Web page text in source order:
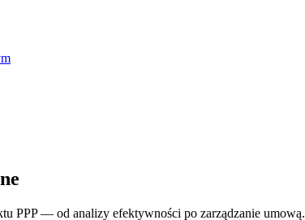
PPP — od analizy efektywności po zarządzanie umową.